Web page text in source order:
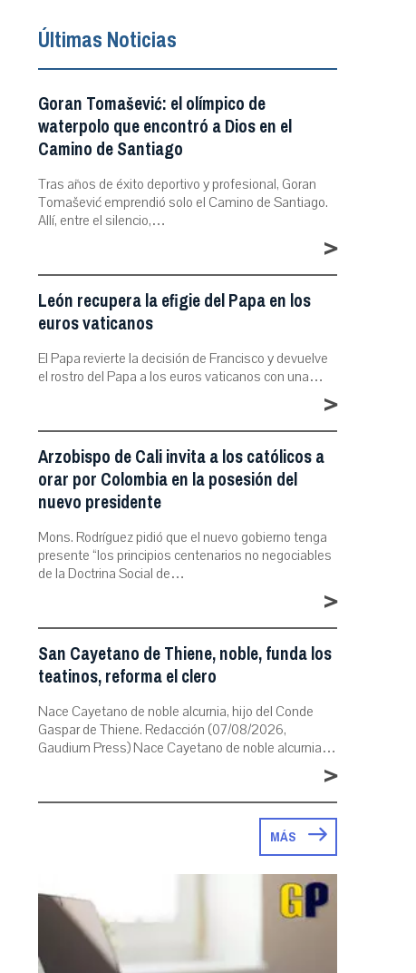
Últimas Noticias
Goran Tomašević: el olímpico de
waterpolo que encontró a Dios en el
Camino de Santiago
Tras años de éxito deportivo y profesional, Goran
Tomašević emprendió solo el Camino de Santiago.
Allí, entre el silencio,…
>
León recupera la efigie del Papa en los
euros vaticanos
El Papa revierte la decisión de Francisco y devuelve
el rostro del Papa a los euros vaticanos con una…
>
Arzobispo de Cali invita a los católicos a
orar por Colombia en la posesión del
nuevo presidente
Mons. Rodríguez pidió que el nuevo gobierno tenga
presente “los principios centenarios no negociables
de la Doctrina Social de…
>
San Cayetano de Thiene, noble, funda los
teatinos, reforma el clero
Nace Cayetano de noble alcurnia, hijo del Conde
Gaspar de Thiene. Redacción (07/08/2026,
Gaudium Press) Nace Cayetano de noble alcurnia…
>
MÁS